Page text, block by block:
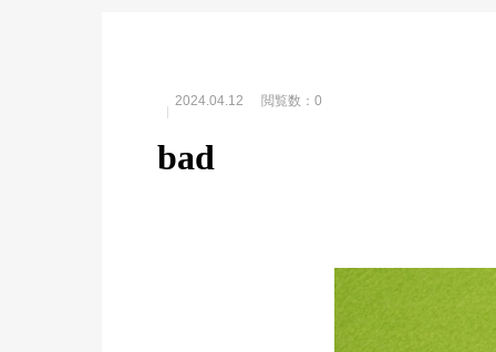
2024.04.12 閲覧数：0
bad